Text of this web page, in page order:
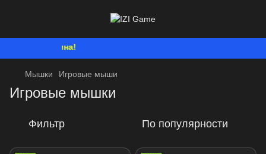
Мышки Игровые мыши
Игровые мышки
Фильтр По популярности